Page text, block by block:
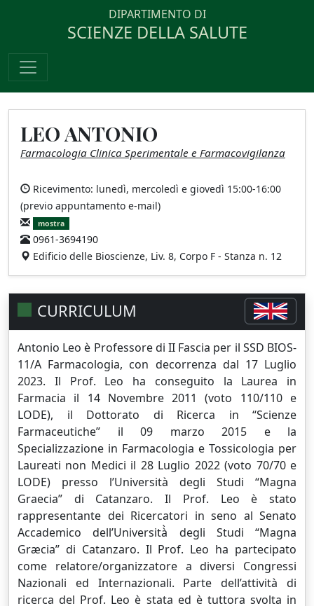
DIPARTIMENTO DI
SCIENZE DELLA SALUTE
LEO ANTONIO
Farmacologia Clinica Sperimentale e Farmacovigilanza
Ricevimento: lunedì, mercoledì e giovedì 15:00-16:00
(previo appuntamento e-mail)
mostra
0961-3694190
Edificio delle Bioscienze, Liv. 8, Corpo F - Stanza n. 12
CURRICULUM
Antonio Leo è Professore di II Fascia per il SSD BIOS-
11/A Farmacologia, con decorrenza dal 17 Luglio
2023. Il Prof. Leo ha conseguito la Laurea in
Farmacia il 14 Novembre 2011 (voto 110/110 e
LODE), il Dottorato di Ricerca in “Scienze
Farmaceutiche” il 09 marzo 2015 e la
Specializzazione in Farmacologia e Tossicologia per
Laureati non Medici il 28 Luglio 2022 (voto 70/70 e
LODE) presso l’Università degli Studi “Magna
Graecia” di Catanzaro. Il Prof. Leo è stato
rappresentante dei Ricercatori in seno al Senato
Accademico dell’Università̀ degli Studi “Magna
Græcia” di Catanzaro. Il Prof. Leo ha partecipato
come relatore/organizzatore a diversi Congressi
Nazionali ed Internazionali. Parte dell’attività di
ricerca del Prof. Leo è stata ed è tuttora svolta in